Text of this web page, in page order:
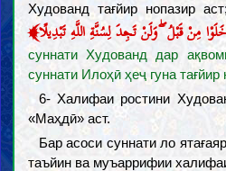
Худованд тағйир нопазир
مِنْ قَبْلُ ۖ وَلَنْ تَجِدَ لِسُنَّةِ اللَّهِ تَبْدِيلًا﴾
суннати Худованд дар
суннати Илоҳӣ ҳеҷ гуна
6- Халифаи ростини
«Маҳдӣ» аст.
Бар асоси суннати ло
таъйин ва муъаррифии